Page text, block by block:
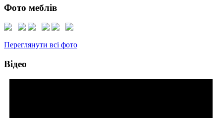
Фото меблів
Переглянути всі фото
Відео